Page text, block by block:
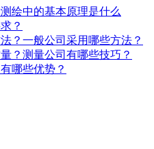
绘中的基本原理是什么
？
？一般公司采用哪些方法？
？测量公司有哪些技巧？
哪些优势？